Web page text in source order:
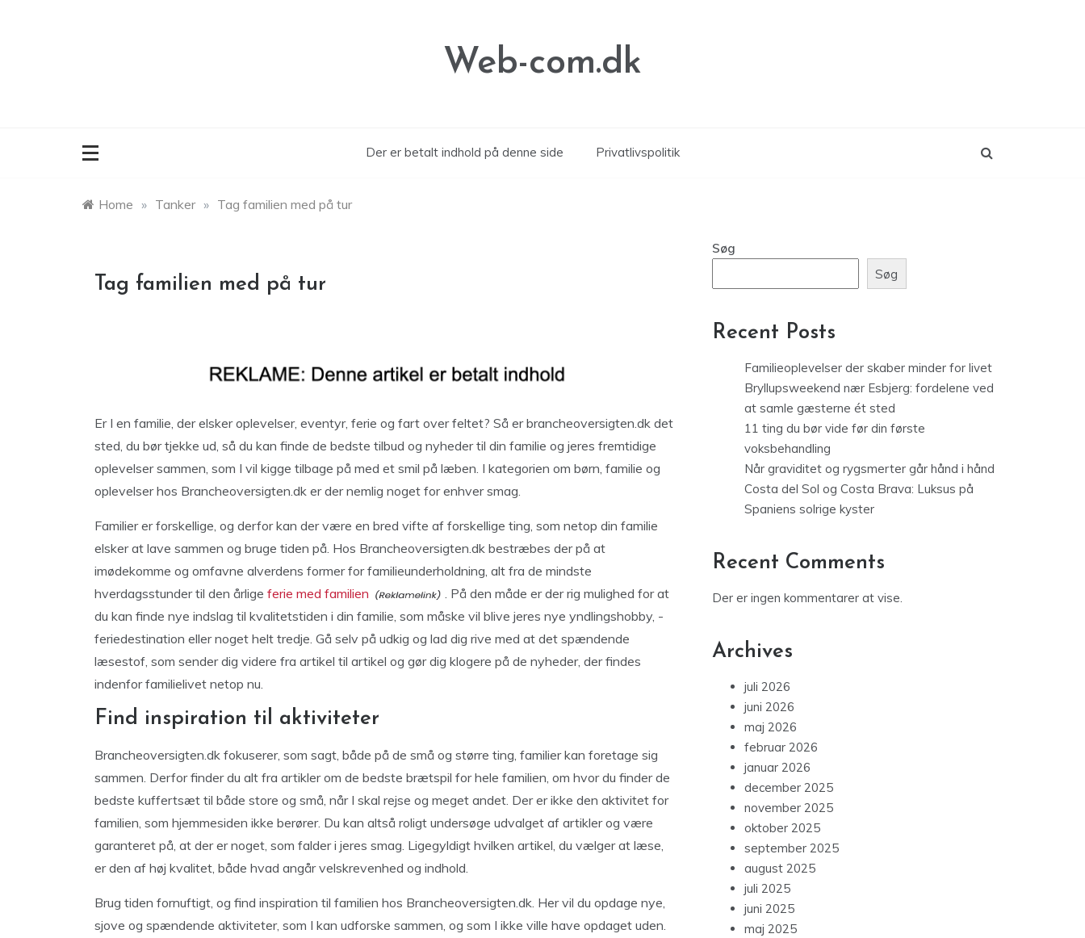
Web-com.dk
Der er betalt indhold på denne side Privatlivspolitik
Home » Tanker » Tag familien med på tur
Tag familien med på tur
Er I en familie, der elsker oplevelser, eventyr, ferie og fart over feltet? Så er brancheoversigten.dk det
sted, du bør tjekke ud, så du kan finde de bedste tilbud og nyheder til din familie og jeres fremtidige
oplevelser sammen, som I vil kigge tilbage på med et smil på læben. I kategorien om børn, familie og
oplevelser hos Brancheoversigten.dk er der nemlig noget for enhver smag.
Familier er forskellige, og derfor kan der være en bred vifte af forskellige ting, som netop din familie
elsker at lave sammen og bruge tiden på. Hos Brancheoversigten.dk bestræbes der på at
imødekomme og omfavne alverdens former for familieunderholdning, alt fra de mindste
hverdagsstunder til den årlige ferie med familien
. På den måde er der rig mulighed for at
du kan finde nye indslag til kvalitetstiden i din familie, som måske vil blive jeres nye yndlingshobby, -
feriedestination eller noget helt tredje. Gå selv på udkig og lad dig rive med at det spændende
læsestof, som sender dig videre fra artikel til artikel og gør dig klogere på de nyheder, der findes
indenfor familielivet netop nu.
Find inspiration til aktiviteter
Brancheoversigten.dk fokuserer, som sagt, både på de små og større ting, familier kan foretage sig
sammen. Derfor finder du alt fra artikler om de bedste brætspil for hele familien, om hvor du finder de
bedste kuffertsæt til både store og små, når I skal rejse og meget andet. Der er ikke den aktivitet for
familien, som hjemmesiden ikke berører. Du kan altså roligt undersøge udvalget af artikler og være
garanteret på, at der er noget, som falder i jeres smag. Ligegyldigt hvilken artikel, du vælger at læse,
er den af høj kvalitet, både hvad angår velskrevenhed og indhold.
Brug tiden fornuftigt, og find inspiration til familien hos Brancheoversigten.dk. Her vil du opdage nye,
sjove og spændende aktiviteter, som I kan udforske sammen, og som I ikke ville have opdaget uden.
Søg
Søg
Recent Posts
Familieoplevelser der skaber minder for livet
Bryllupsweekend nær Esbjerg: fordelene ved
at samle gæsterne ét sted
11 ting du bør vide før din første
voksbehandling
Når graviditet og rygsmerter går hånd i hånd
Costa del Sol og Costa Brava: Luksus på
Spaniens solrige kyster
Recent Comments
Der er ingen kommentarer at vise.
Archives
juli 2026
juni 2026
maj 2026
februar 2026
januar 2026
december 2025
november 2025
oktober 2025
september 2025
august 2025
juli 2025
juni 2025
maj 2025